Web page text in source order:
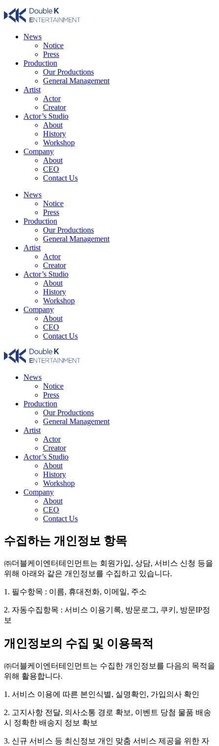
Skip
to
News
Notice
Press
Production
Our Productions
General Management
Artist
Actor
Creator
Actor’s Studio
About
History
Workshop
Company
About
CEO
Contact Us
News
Notice
Press
Production
Our Productions
General Management
Artist
Actor
Creator
Actor’s Studio
About
History
Workshop
Company
About
CEO
Contact Us
Company
News
Notice
Press
Production
Our Productions
General Management
Artist
Actor
Creator
Actor’s Studio
About
History
Workshop
Company
About
CEO
Contact Us
수집하는 개인정보 항목
㈜더블케이엔터테인먼트는 회원가입, 상담, 서비스 신청 등을
위해 아래와 같은 개인정보를 수집하고 있습니다.
1. 필수항목 : 이름, 휴대전화, 이메일, 주소
2. 자동수집항목 : 서비스 이용기록, 방문로그, 쿠키, 방문IP정
보
개인정보의 수집 및 이용목적
㈜더블케이엔터테인먼트는 수집한 개인정보를 다음의 목적을
위해 활용합니다.
1. 서비스 이용에 따른 본인식별, 실명확인, 가입의사 확인
2. 고지사항 전달, 의사소통 경로 확보, 이벤트 당첨 물품 배송
시 정확한 배송지 정보 확보
3. 신규 서비스 등 최신정보 개인 맞춤 서비스 제공을 위한 자